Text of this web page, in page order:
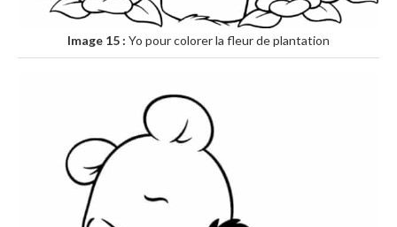
Image 15 : Yo pour colorer la fleur de plantation